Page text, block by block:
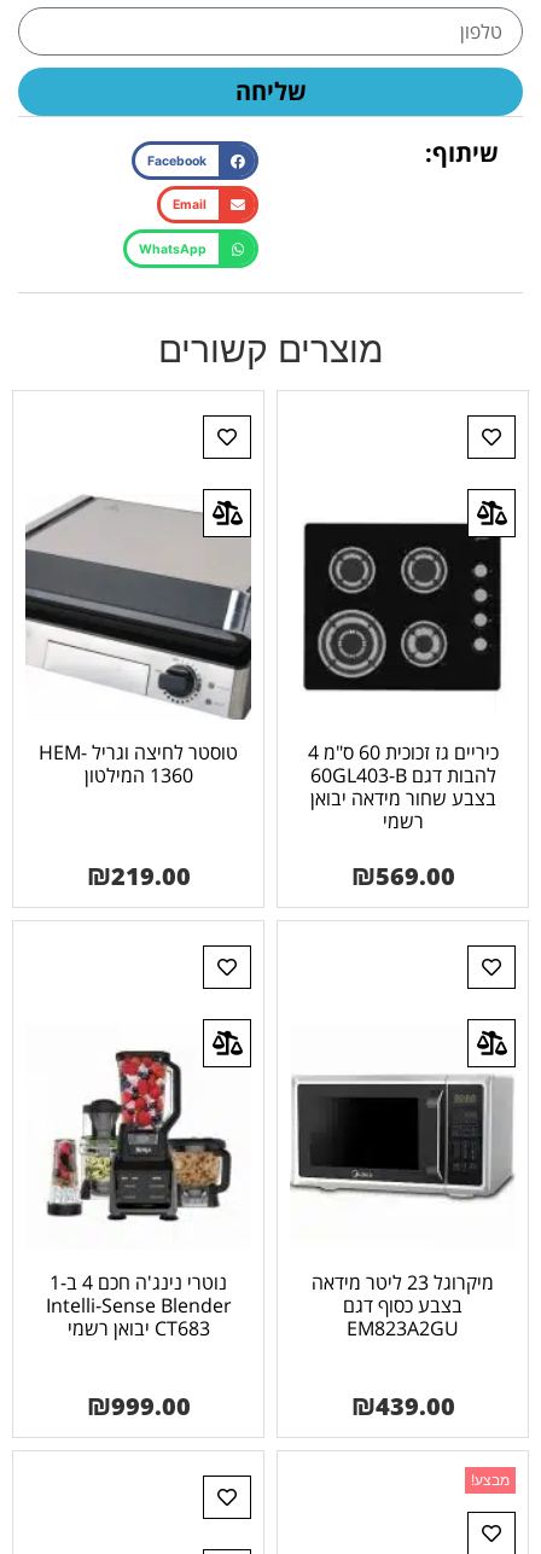
שליחה
שיתוף:
Facebook
Email
WhatsApp
מוצרים קשורים
כיריים גז זכוכית 60 ס"מ 4
להבות דגם 60GL403-B
בצבע שחור מידאה יבואן
רשמי
₪569.00
טוסטר לחיצה וגריל HEM-
1360 המילטון
₪219.00
מיקרוגל 23 ליטר מידאה
בצבע כסוף דגם
EM823A2GU
₪439.00
נוטרי נינג'ה חכם 4 ב-1
Intelli-Sense Blender
CT683 יבואן רשמי
₪999.00
מבצע!